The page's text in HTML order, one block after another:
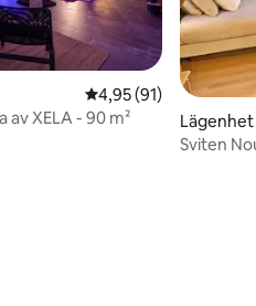
4,95 av 5 i
4,95 (91)
av XELA - 90 m²
Lägenhet
Sviten